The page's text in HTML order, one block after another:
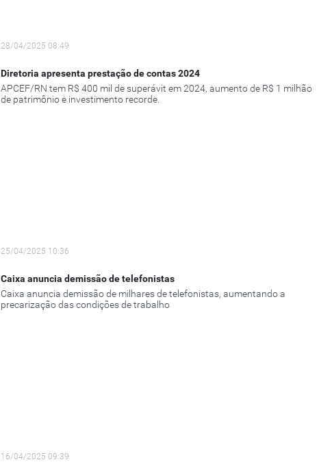
28/04/2025 08:49
Diretoria apresenta prestação de contas 2024
APCEF/RN tem R$ 400 mil de superávit em 2024, aumento de R$ 1 milhão
de patrimônio e investimento recorde.
25/04/2025 10:36
Caixa anuncia demissão de telefonistas
Caixa anuncia demissão de milhares de telefonistas, aumentando a
precarização das condições de trabalho
16/04/2025 09:39